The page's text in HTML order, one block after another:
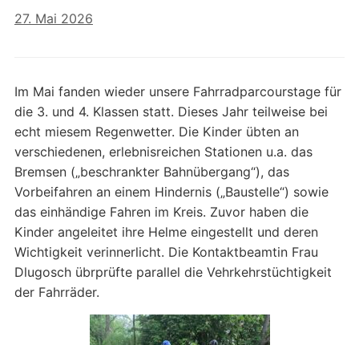
27. Mai 2026
Im Mai fanden wieder unsere Fahrradparcourstage für
die 3. und 4. Klassen statt. Dieses Jahr teilweise bei
echt miesem Regenwetter. Die Kinder übten an
verschiedenen, erlebnisreichen Stationen u.a. das
Bremsen („beschrankter Bahnübergang“), das
Vorbeifahren an einem Hindernis („Baustelle“) sowie
das einhändige Fahren im Kreis. Zuvor haben die
Kinder angeleitet ihre Helme eingestellt und deren
Wichtigkeit verinnerlicht. Die Kontaktbeamtin Frau
Dlugosch übrprüfte parallel die Vehrkehrstüchtigkeit
der Fahrräder.